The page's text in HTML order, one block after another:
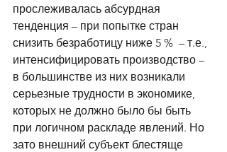
прослеживалась абсурдная
тенденция – при попытке стран
снизить безработицу ниже 5 %  – т.е.,
интенсифицировать производство –
в большинстве из них возникали
серьезные трудности в экономике,
которых не должно было бы быть
при логичном раскладе явлений. Но
зато внешний субъект блестяще